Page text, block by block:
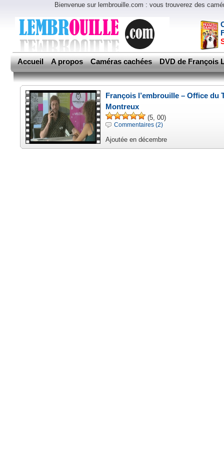
Bienvenue sur lembrouille.com : vous trouverez des
Accueil A propos Caméras cachées DVD de François
François l’embrouille – Office du
Montreux
(5, 00)
Commentaires (2)
Ajoutée en décembre